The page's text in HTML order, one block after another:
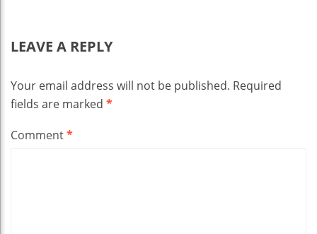
LEAVE A REPLY
Your email address will not be published. Required
fields are marked *
Comment*